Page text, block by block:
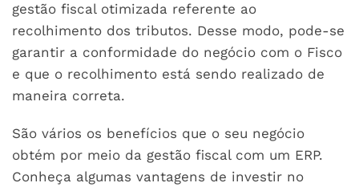
gestão fiscal otimizada referente ao
recolhimento dos tributos. Desse modo, pode-se
garantir a conformidade do negócio com o Fisco
e que o recolhimento está sendo realizado de
maneira correta.
São vários os benefícios que o seu negócio
obtém por meio da gestão fiscal com um ERP.
Conheça algumas vantagens de investir no